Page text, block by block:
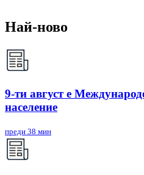
Най-ново
9-ти август е
население
преди 38 мин